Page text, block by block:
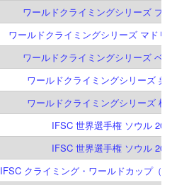
ワールドクライミングシリーズ プ
ワールドクライミングシリーズ マドリ
ワールドクライミングシリーズ ベ
ワールドクライミングシリーズ 呉
ワールドクライミングシリーズ 柯
IFSC 世界選手権 ソウル
IFSC 世界選手権 ソウル
IFSC クライミング・ワールドカップ（L